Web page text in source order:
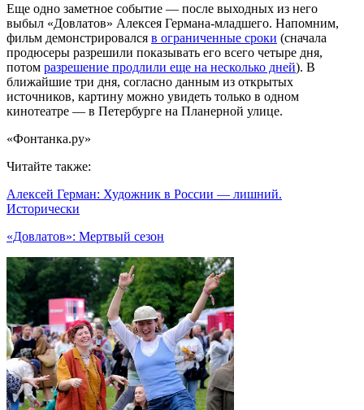
Еще одно заметное событие — после выходных из него
выбыл «Довлатов» Алексея Германа-младшего. Напомним,
фильм демонстрировался в ограниченные сроки (сначала
продюсеры разрешили показывать его всего четыре дня,
потом разрешение продлили еще на несколько дней). В
ближайшие три дня, согласно данным из открытых
источников, картину можно увидеть только в одном
кинотеатре — в Петербурге на Планерной улице.
«Фонтанка.ру»
Читайте также:
Алексей Герман: Художник в России — лишний.
Исторически
«Довлатов»: Мертвый сезон